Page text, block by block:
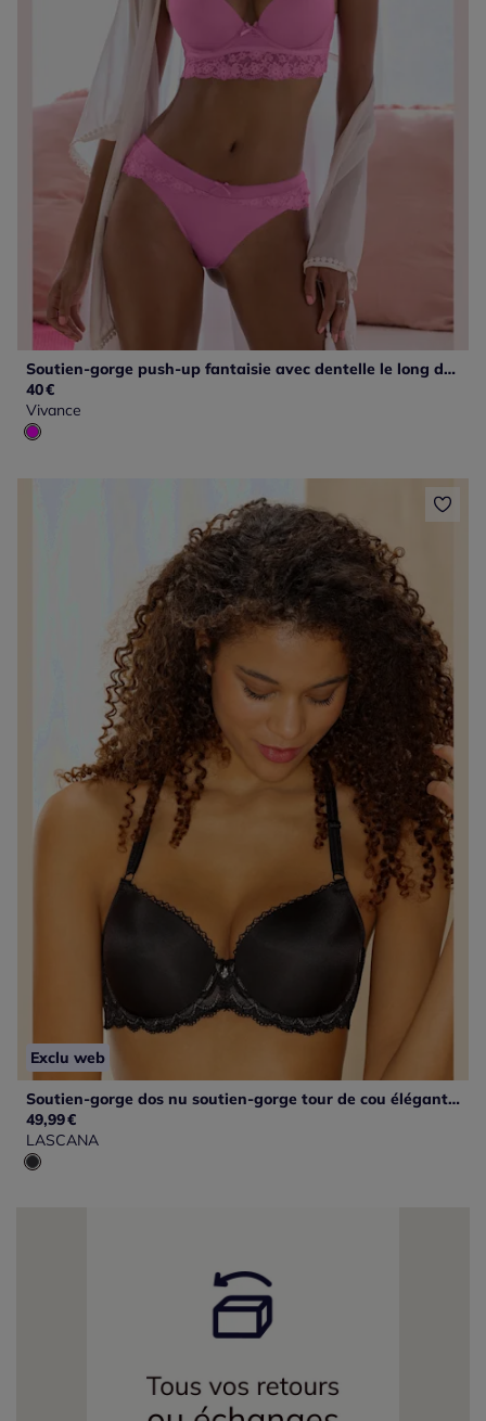
Soutien-gorge push-up fantaisie avec dentelle le long de la poitrine
40€
Vivance
Exclu web
Soutien-gorge dos nu soutien-gorge tour de cou élégant avec dos en dentelle
49,99€
LASCANA